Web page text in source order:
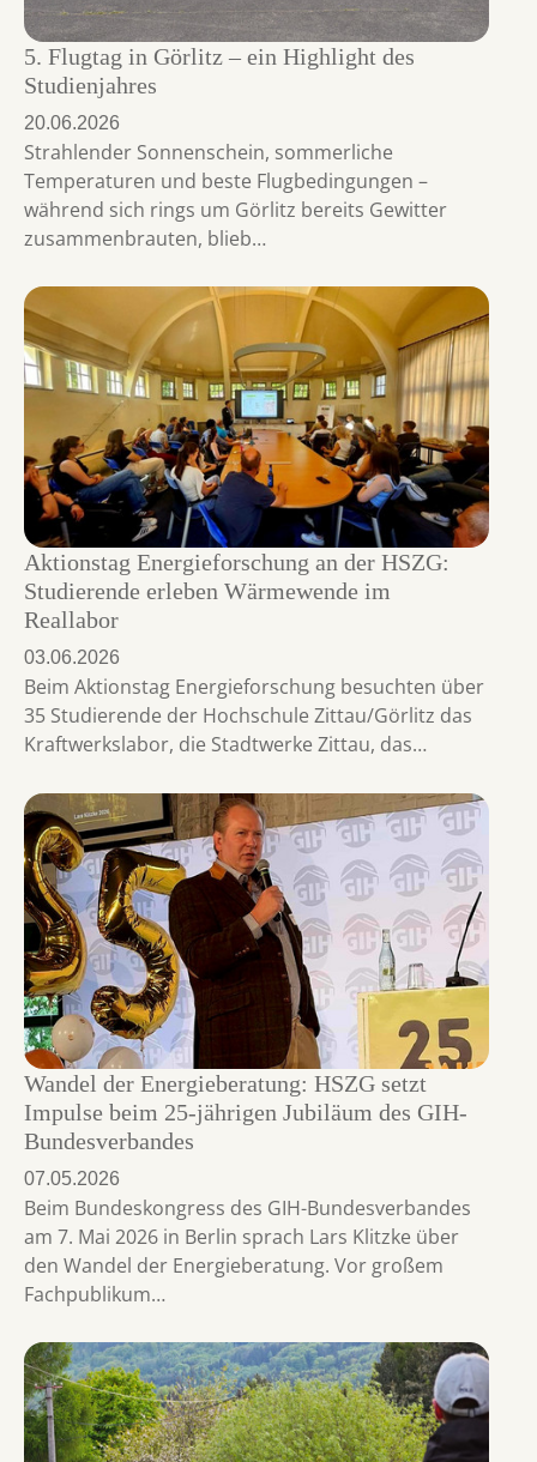
5. Flugtag in Görlitz – ein Highlight des
Studienjahres
20.06.2026
Strahlender Sonnenschein, sommerliche
Temperaturen und beste Flugbedingungen –
während sich rings um Görlitz bereits Gewitter
zusammenbrauten, blieb…
Aktionstag Energieforschung an der HSZG:
Studierende erleben Wärmewende im
Reallabor
03.06.2026
Beim Aktionstag Energieforschung besuchten über
35 Studierende der Hochschule Zittau/Görlitz das
Kraftwerkslabor, die Stadtwerke Zittau, das…
Wandel der Energieberatung: HSZG setzt
Impulse beim 25-jährigen Jubiläum des GIH-
Bundesverbandes
07.05.2026
Beim Bundeskongress des GIH-Bundesverbandes
am 7. Mai 2026 in Berlin sprach Lars Klitzke über
den Wandel der Energieberatung. Vor großem
Fachpublikum…